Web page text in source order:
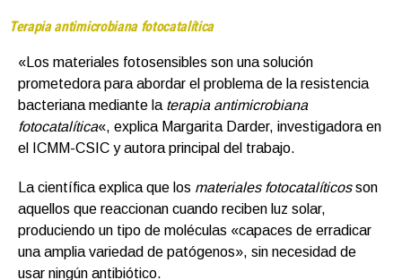
Terapia antimicrobiana fotocatalítica
«Los materiales fotosensibles son una solución
prometedora para abordar el problema de la resistencia
bacteriana mediante la terapia antimicrobiana
fotocatalítica«, explica Margarita Darder, investigadora en
el ICMM-CSIC y autora principal del trabajo.
La científica explica que los materiales fotocatalíticosson
aquellos que reaccionan cuando reciben luz solar,
produciendo un tipo de moléculas «capaces de erradicar
una amplia variedad de patógenos», sin necesidad de
usar ningún antibiótico.